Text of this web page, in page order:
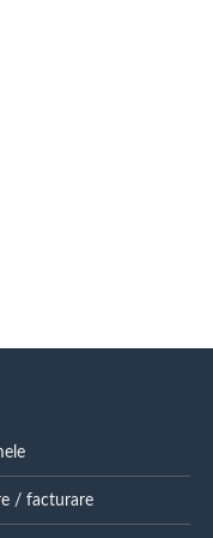
/ facturare